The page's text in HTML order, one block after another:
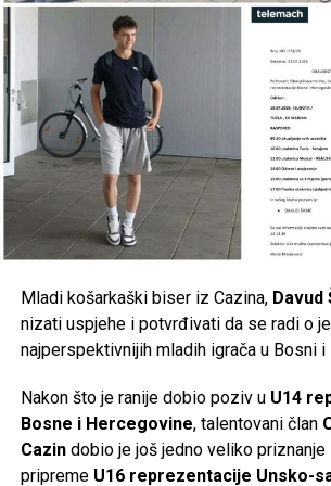
Mladi košarkaški biser iz Cazina, Davud
nizati uspjehe i potvrđivati da se radi o
najperspektivnijih mladih igrača u Bosni i
Nakon što je ranije dobio poziv u U14
Bosne i Hercegovine, talentovani član
Cazindobio je još jedno veliko priznanje
pripreme U16 reprezentacije Unsko-